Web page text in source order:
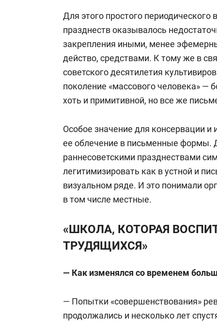
Для этого простого
празднеств оказывалось
закрепления иными, менее
действо, средствами. К тому же в
советского десятилетия
поколение «массового человека» —
хоть и примитивной, но все же
Особое значение для консервации
ее облечение в письменные формы.
раннесоветскими празднествами
легитимизировать как в устной и
визуальном ряде. И это понимали
в том числе местные.
«ШКОЛА, КОТОРАЯ
ТРУДЯЩИХСЯ»
— Как изменялся со временем
— Попытки «совершенствования»
продолжались и несколько лет